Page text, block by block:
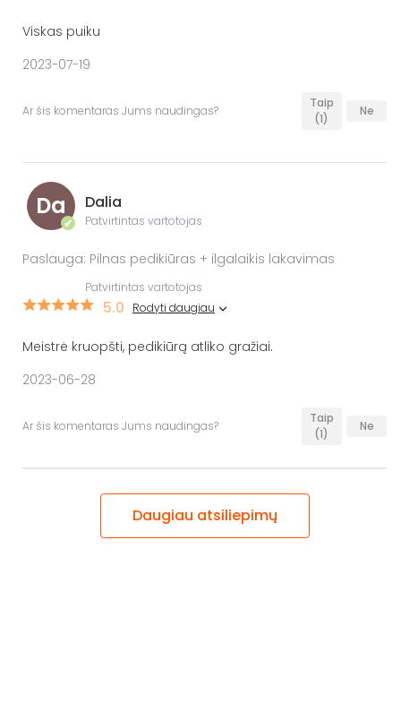
Viskas puiku
2023-07-19
Ar šis komentaras Jums naudingas?
Taip
(1)
Ne
Da
✔
Dalia
Patvirtintas vartotojas
Paslauga: Pilnas pedikiūras + ilgalaikis lakavimas
Patvirtintas vartotojas
5.0 Rodyti daugiau
Meistrė kruopšti, pedikiūrą atliko gražiai.
2023-06-28
Ar šis komentaras Jums naudingas?
Taip
(1)
Ne
Daugiau atsiliepimų